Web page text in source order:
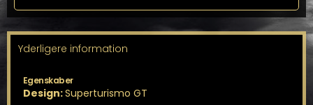
antal
Yderligere information
Egenskaber
Design:Superturismo GT